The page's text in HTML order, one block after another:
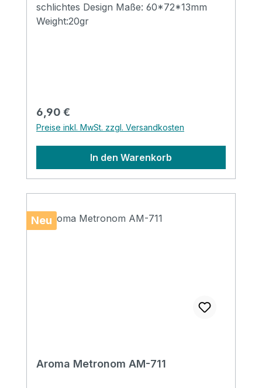
schlichtes Design Maße: 60*72*13mm
Weight:20gr
Regulärer Preis:
6,90 €
Preise inkl. MwSt. zzgl. Versandkosten
In den Warenkorb
Neu
Aroma Metronom AM-711